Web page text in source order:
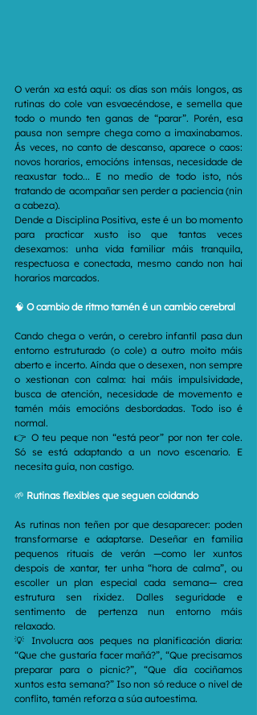
O verán xa está aquí: os días son máis longos, as
rutinas do cole van esvaecéndose, e semella que
todo o mundo ten ganas de “parar”. Porén, esa
pausa non sempre chega como a imaxinabamos.
Ás veces, no canto de descanso, aparece o caos:
novos horarios, emocións intensas, necesidade de
reaxustar todo... E no medio de todo isto, nós
tratando de acompañar sen perder a paciencia (nin
a cabeza).
Dende a Disciplina Positiva, este é un bo momento
para practicar xusto iso que tantas veces
desexamos: unha vida familiar máis tranquila,
respectuosa e conectada, mesmo cando non hai
horarios marcados.
🧠 O cambio de ritmo tamén é un cambio cerebral
Cando chega o verán, o cerebro infantil pasa dun
entorno estruturado (o cole) a outro moito máis
aberto e incerto. Aínda que o desexen, non sempre
o xestionan con calma: hai máis impulsividade,
busca de atención, necesidade de movemento e
tamén máis emocións desbordadas. Todo iso é
normal.
👉 O teu peque non “está peor” por non ter cole.
Só se está adaptando a un novo escenario. E
necesita guía, non castigo.
🌱 Rutinas flexibles que seguen coidando
As rutinas non teñen por que desaparecer: poden
transformarse e adaptarse. Deseñar en familia
pequenos rituais de verán —como ler xuntos
despois de xantar, ter unha “hora de calma”, ou
escoller un plan especial cada semana— crea
estrutura sen rixidez. Dalles seguridade e
sentimento de pertenza nun entorno máis
relaxado.
💡 Involucra aos peques na planificación diaria:
“Que che gustaría facer mañá?”, “Que precisamos
preparar para o picnic?”, “Que día cociñamos
xuntos esta semana?” Iso non só reduce o nivel de
conflito, tamén reforza a súa autoestima.